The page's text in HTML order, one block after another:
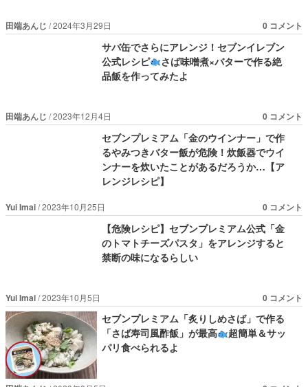
田端あんじ 2024年3月29日 0 コメント
サバ缶でさらにアレンジ！セブンイレブン
公式レシピ
さば味噌煮×バターで作る絶
品飯を作ってみたよ
田端あんじ 2023年12月4日 0 コメント
セブンプレミアム「金のウインナー」で作
るやみつきバター飯が危険！炊飯器でウイ
ンナーを炊いたことがあるだろうか…【ア
レンジレシピ】
Yui Imai 2023年10月25日 0 コメント
【危険レシピ】セブンプレミアム公式「金
のトマトチーズパスタ」をアレンジすると
禁断の味になるらしい
Yui Imai 2023年10月5日 0 コメント
セブンプレミアム「炙りしめさば」で作る
「さば寿司風酢飯」が最高
超簡単＆サッ
パリ食べられるよ